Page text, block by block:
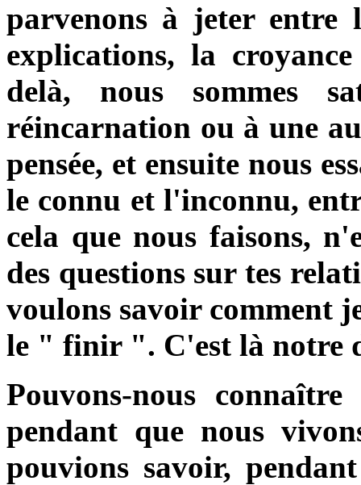
parvenons à jeter
explications, la
delà, nous sommes
réincarnation ou à une
pensée, et ensuite nous
le connu et l'inconnu,
cela que nous faisons,
des questions sur tes
voulons savoir comment
le " finir ". C'est là notre
Pouvons-nous
pendant que nous
pouvions savoir,